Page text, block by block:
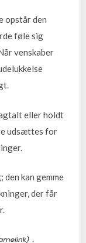
opstår den
føle sig
venskaber
eller holdt
udsættes for
kan gemme
der får
.